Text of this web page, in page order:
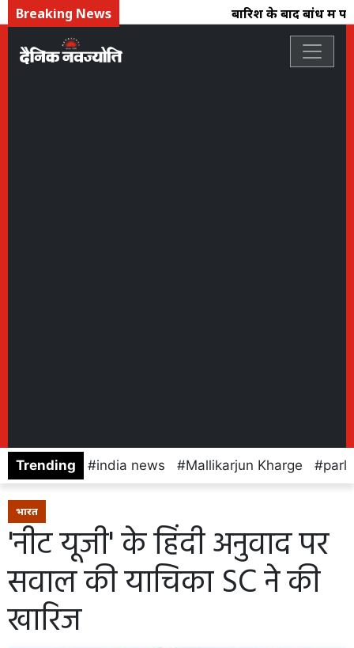
Breaking News बारिश के बाद बांध में
Trending india news Mallikarjun Kharge
भारत
'नीट यूजी' के हिंदी अनुवाद पर
सवाल की याचिका SC ने की
खारिज